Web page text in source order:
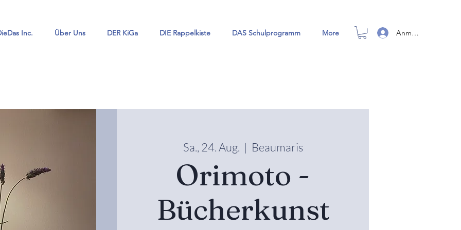
Inc. Über Uns DER KiGa DIE Rappelkiste DAS Schulprogramm More Anmelden
Sa., 24. Aug.
  |
Beaumaris
Orimoto -
Bücherkunst